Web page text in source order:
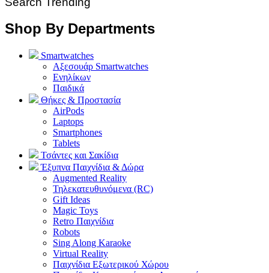
Shop By Departments
Smartwatches
Αξεσουάρ Smartwatches
Ενηλίκων
Παιδικά
Θήκες & Προστασία
AirPods
Laptops
Smartphones
Tablets
Τσάντες και Σακίδια
Έξυπνα Παιχνίδια & Δώρα
Augmented Reality
Τηλεκατευθυνόμενα (RC)
Gift Ideas
Magic Toys
Retro Παιχνίδια
Robots
Sing Along Karaoke
Virtual Reality
Παιχνίδια Εξωτερικού Χώρου